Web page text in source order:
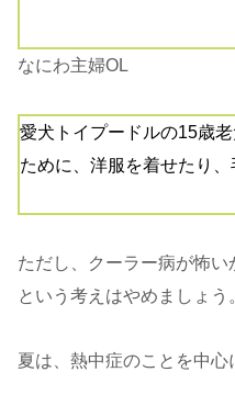
なにわ主婦OL
愛犬トイプードルの15歳
ために、洋服を着せたり、
ただし、クーラー病が怖
という考えはやめましょう
夏は、 熱中症のことを中心